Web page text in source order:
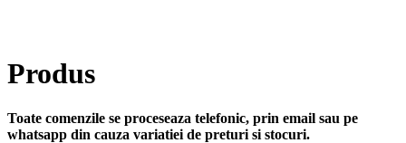
Produs
Toate comenzile se proceseaza telefonic, prin email sau pe
whatsapp din cauza variatiei de preturi si stocuri.